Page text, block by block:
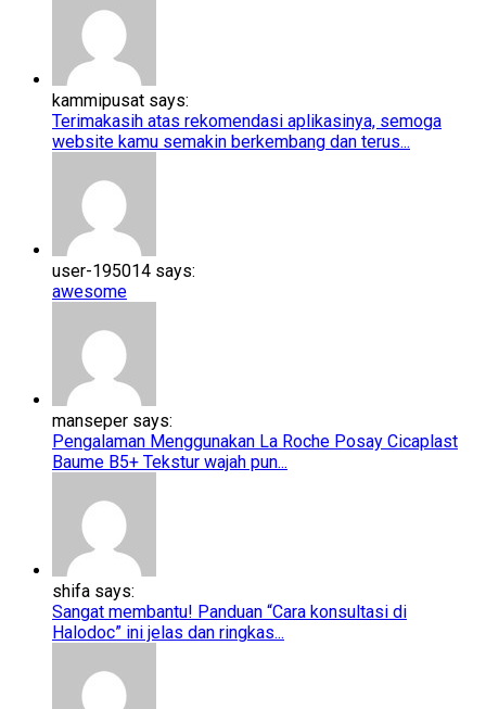
kammipusat says:
Terimakasih atas rekomendasi aplikasinya, semoga
website kamu semakin berkembang dan terus...
user-195014 says:
awesome
manseper says:
Pengalaman Menggunakan La Roche Posay Cicaplast
Baume B5+​​ Tekstur wajah pun...
shifa says:
Sangat membantu! Panduan “Cara konsultasi di
Halodoc” ini jelas dan ringkas...